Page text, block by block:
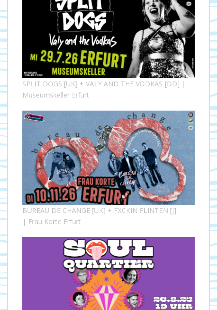
SPLIT DOGS [UK] + VALY AND THE VODKAS [DD] |
Museumskeller Erfurt
BUREAU DE CHANGE [UK] + FXCKIN FLINTEN [J]
| Frau Korte Erfurt